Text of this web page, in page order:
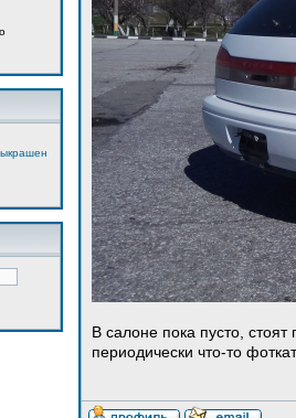
В салоне пока пусто,
периодически что-то